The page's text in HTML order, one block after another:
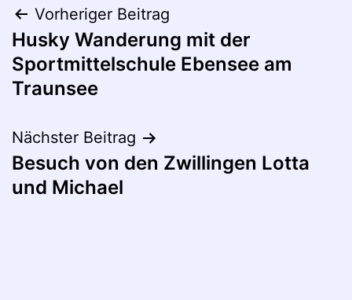
Beitragsnavigation
Vorheriger Beitrag
Husky Wanderung mit der
Sportmittelschule Ebensee am
Traunsee
Nächster Beitrag
Besuch von den Zwillingen Lotta
und Michael